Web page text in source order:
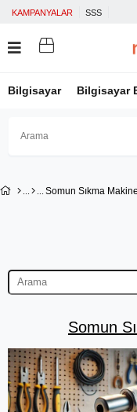
KAMPANYALAR SSS
Bilgisayar Bilgisayar
Somun Sıkma
Somun